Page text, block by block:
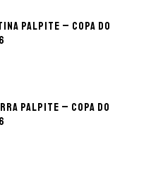
palpite – Copa do
palpite – Copa do